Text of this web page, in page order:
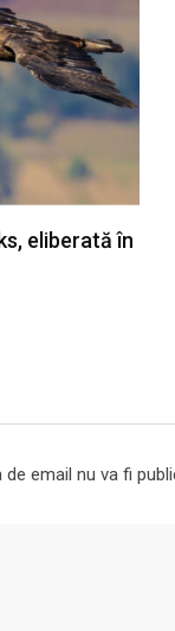
eliberată în
de email nu va fi